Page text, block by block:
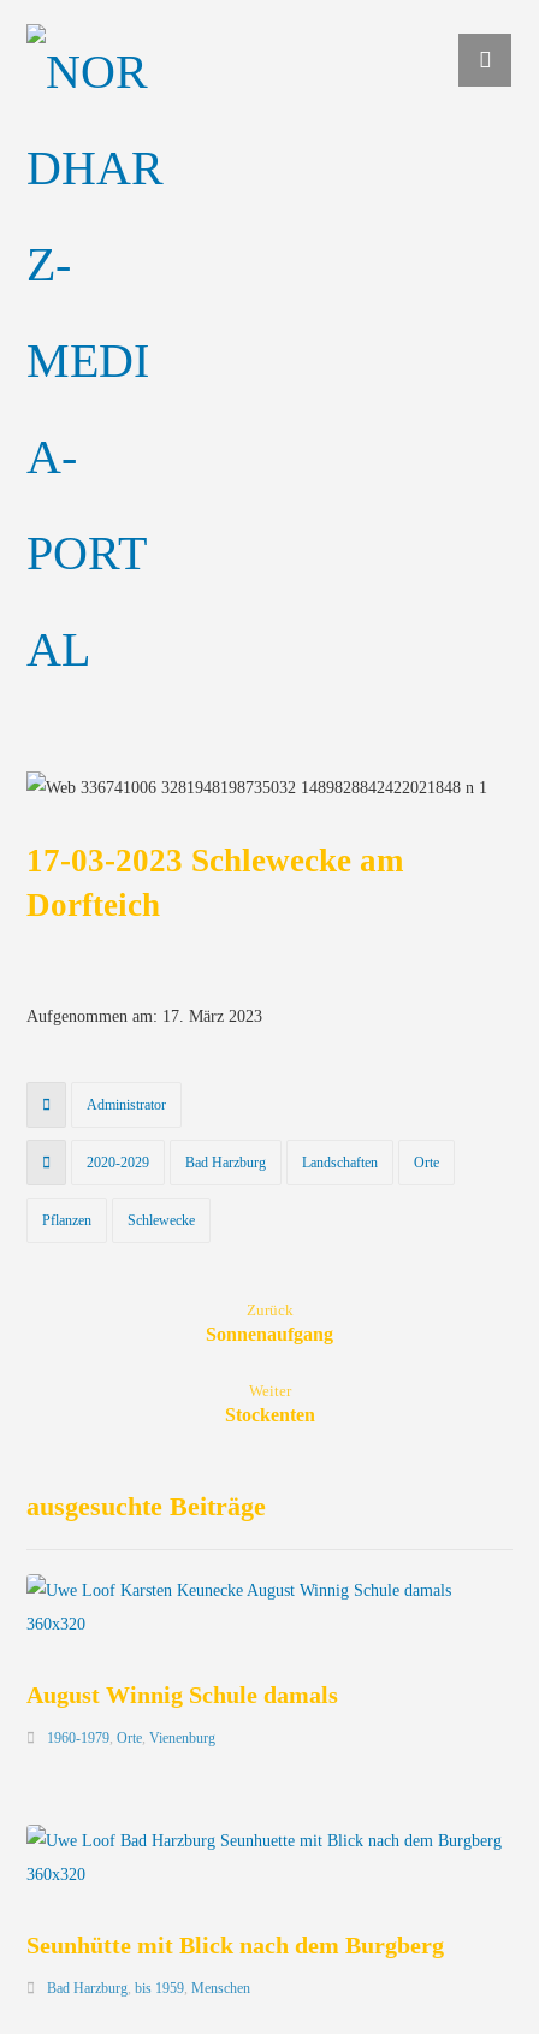
17-03-2023 Schlewecke am
Dorfteich
Aufgenommen am: 17. März 2023
Administrator
2020-2029 Bad Harzburg Landschaften Orte
Pflanzen Schlewecke
Zurück
Sonnenaufgang
Weiter
Stockenten
ausgesuchte Beiträge
August Winnig Schule damals
1960-1979,Orte,Vienenburg
Seunhütte mit Blick nach dem Burgberg
Bad Harzburg,bis 1959,Menschen